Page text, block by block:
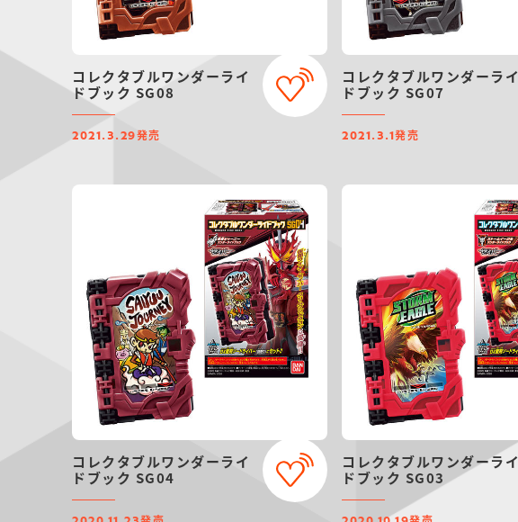
コレクタブルワンダーライ
ドブック SG08
2021.3.29発売
コレクタブルワンダーライ
ドブック SG07
2021.3.1発売
コレクタブルワンダーライ
ドブック SG04
コレクタブルワンダーライ
ドブック SG03